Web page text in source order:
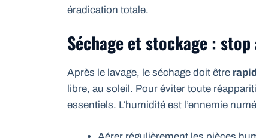
éradication totale.
Séchage et stockage :
Après le lavage, le séchage doit être
libre, au soleil. Pour éviter toute
essentiels. L’humidité est l’ennemie